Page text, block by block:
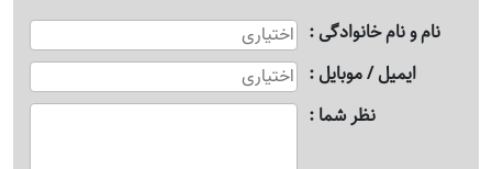
نام و نام خانوادگی
ایمیل / موبایل
نظر شما